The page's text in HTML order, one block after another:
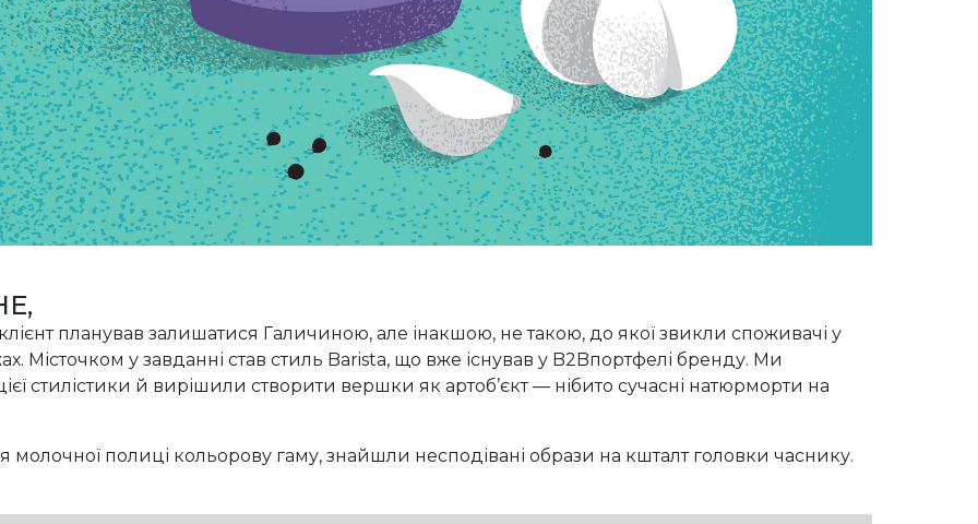
планував залишатися Галичиною, але інакшою, не такою, до якої звикли споживачі у
Місточком у завданні став стиль Barista, що вже існував у B2Bпортфелі бренду. Ми
стилістики й вирішили створити вершки як артоб’єкт — нібито сучасні натюрморти на
полиці кольорову гаму, знайшли несподівані образи на кшталт головки часнику.